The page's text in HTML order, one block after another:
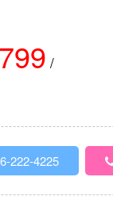
/
222-4225